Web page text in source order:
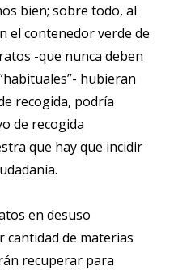
bien; sobre todo, al
el contenedor verde de
-que nunca deben
hubieran
recogida, podría
de recogida
que hay que incidir
en desuso
cantidad de materias
recuperar para